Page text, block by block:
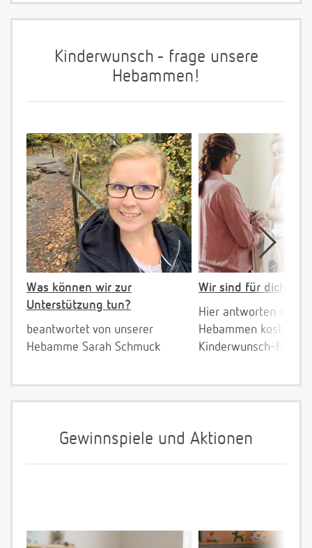
Kinderwunsch - frage unsere
Hebammen!
Was können wir zur
Unterstützung tun?
beantwortet von unserer
Hebamme Sarah Schmuck
Wir sind für dich da!
Hier antworten
Hebammen
Kinderwunsch-Fragen
Gewinnspiele und Aktionen